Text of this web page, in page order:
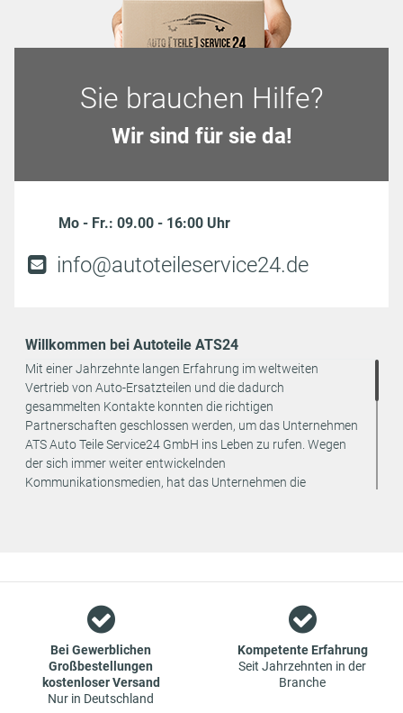
Sie brauchen Hilfe?
Wir sind für sie da!
Mo - Fr.: 09.00 - 16:00 Uhr
info@autoteileservice24.de
Willkommen bei Autoteile ATS24
Mit einer Jahrzehnte langen Erfahrung im weltweiten
Vertrieb von Auto-Ersatzteilen und die dadurch
gesammelten Kontakte konnten die richtigen
Partnerschaften geschlossen werden, um das Unternehmen
ATS Auto Teile Service24 GmbH ins Leben zu rufen. Wegen
der sich immer weiter entwickelnden
Kommunikationsmedien, hat das Unternehmen die
Einzelhandels für Fahrzeug-Ersatzteile. Die Konzentration
liegt bei Verschleißteilen - wir bieten Original-Ersatzteile und
Marken-Ersatzteile von Erstausrüstern zu absoluten Top-
Konditionen an. Dies bedeutet aber auch, dass wenn Sie mal
das gewünschte Ersatzteil in unseren online-Angeboten
nicht finden, Sie uns gerne kontaktieren können. Sie können
Bei Gewerblichen
Großbestellungen
kostenloser Versand
Nur in Deutschland
Kompetente Erfahrung
Seit Jahrzehnten in der
Branche